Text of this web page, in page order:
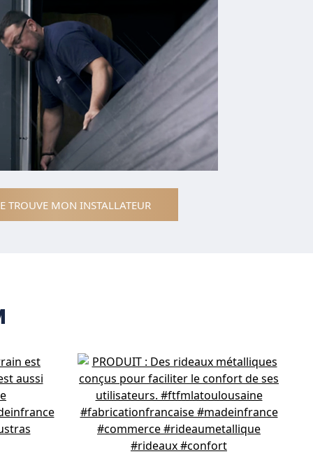
TROUVE MON INSTALLATEUR